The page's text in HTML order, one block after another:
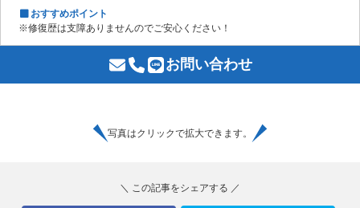
おすすめポイント
※修復歴は支障ありませんのでご安心ください！
お問い合わせ
写真はクリックで拡大できます。